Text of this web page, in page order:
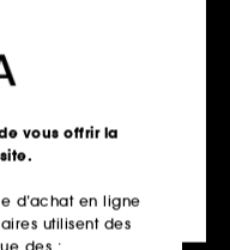
Musk Latte 41
de Parfum
vous offrir la
d’achat en ligne
utilisent des
des :